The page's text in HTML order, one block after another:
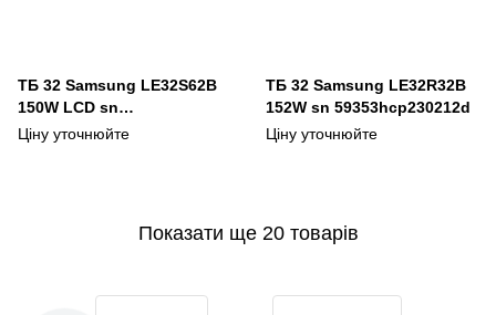
ТБ 32 Samsung LE32S62B
150W LCD sn
AJF13SEP707958E
Ціну уточнюйте
ТБ 32 Samsung LE32R32B
152W sn 59353hcp230212d
Ціну уточнюйте
Показати ще 20 товарів